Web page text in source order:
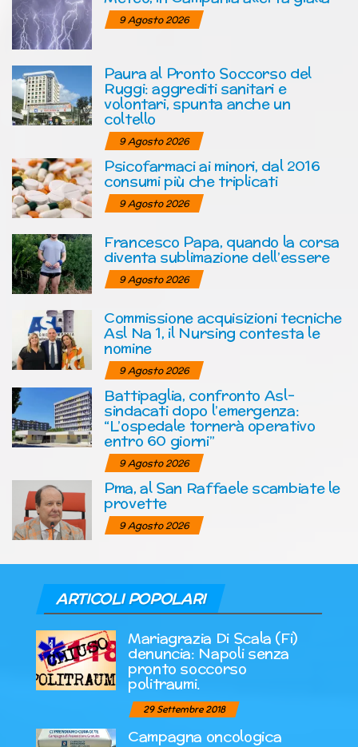
9 Agosto 2026
Paura al Pronto Soccorso del
Ruggi: aggrediti sanitari e
volontari, spunta anche un
coltello
9 Agosto 2026
Psicofarmaci ai minori, dal 2016
consumi più che triplicati
9 Agosto 2026
Francesco Papa, quando la corsa
diventa sublimazione dell’essere
9 Agosto 2026
Commissione acquisizioni tecniche
Asl Na 1, il Nursing contesta le
nomine
9 Agosto 2026
Battipaglia, confronto Asl-
sindacati dopo l’emergenza:
“L’ospedale tornerà operativo
entro 60 giorni”
9 Agosto 2026
Pma, al San Raffaele scambiate le
provette
9 Agosto 2026
ARTICOLI POPOLARI
Mariagrazia Di Scala (Fi)
denuncia: Napoli senza
pronto soccorso
politraumi.
29 Settembre 2018
Campagna oncologica